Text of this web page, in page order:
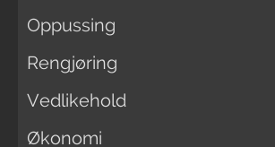
Oppussing
Rengjøring
Vedlikehold
Økonomi